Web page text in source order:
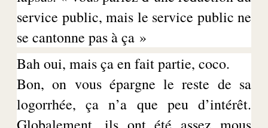
service public, mais le service public ne
se cantonne pas à ça »
Bah oui, mais ça en fait partie, coco.
Bon, on vous épargne le reste de sa
logorrhée, ça n’a que peu d’intérêt.